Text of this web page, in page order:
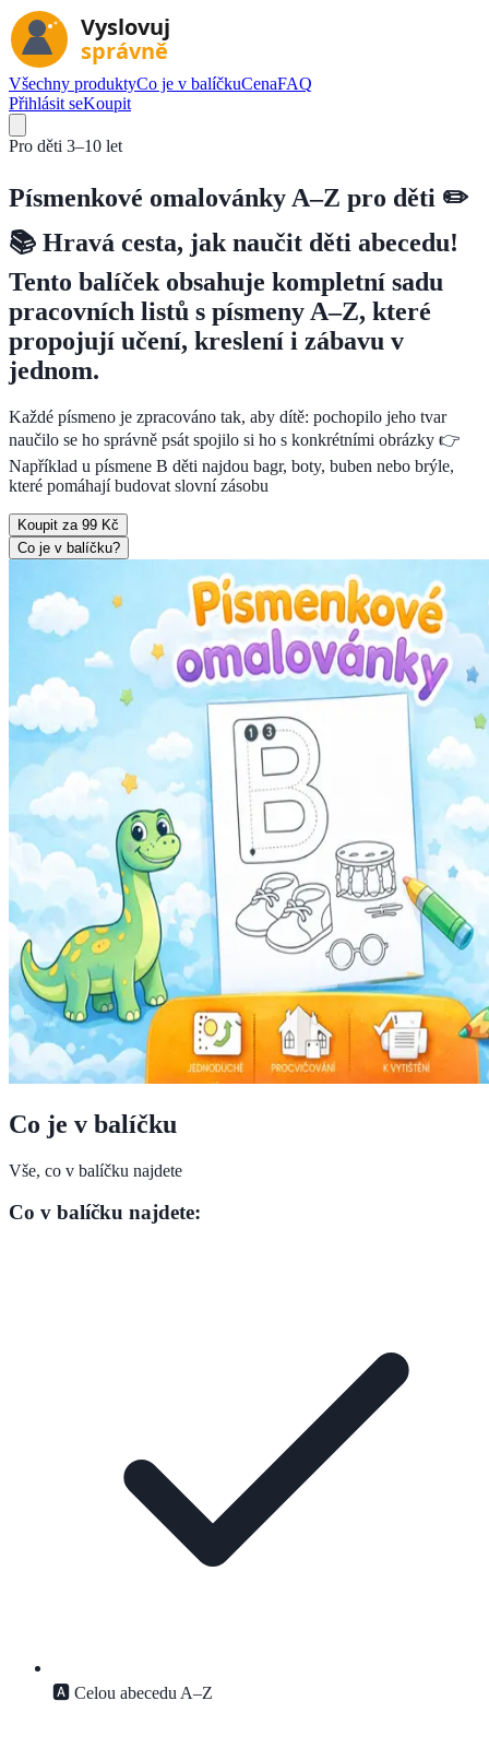
Všechny produktyCo je v balíčkuCenaFAQ
Přihlásit seKoupit
Pro děti 3–10 let
Písmenkové omalovánky A–Z pro děti ✏️
📚 Hravá cesta, jak naučit děti abecedu!
Tento balíček obsahuje kompletní sadu
pracovních listů s písmeny A–Z, které
propojují učení, kreslení i zábavu v
jednom.
Každé písmeno je zpracováno tak, aby dítě: pochopilo jeho tvar
naučilo se ho správně psát spojilo si ho s konkrétními obrázky 👉
Například u písmene B děti najdou bagr, boty, buben nebo brýle,
které pomáhají budovat slovní zásobu
Koupit za 99 Kč
Co je v balíčku?
Co je v balíčku
Vše, co v balíčku najdete
Co v balíčku najdete:
🅰️ Celou abecedu A–Z